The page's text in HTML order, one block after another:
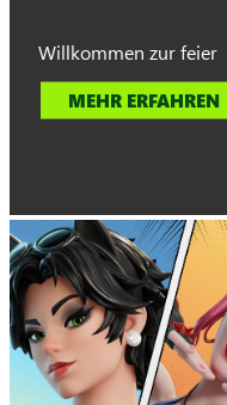
Willkommen zur feier
MEHR ERFAHREN